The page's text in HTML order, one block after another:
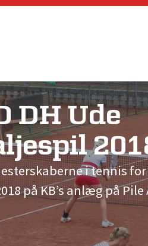
DH Ude
i tennis for
på KB’s anlæg på Pile